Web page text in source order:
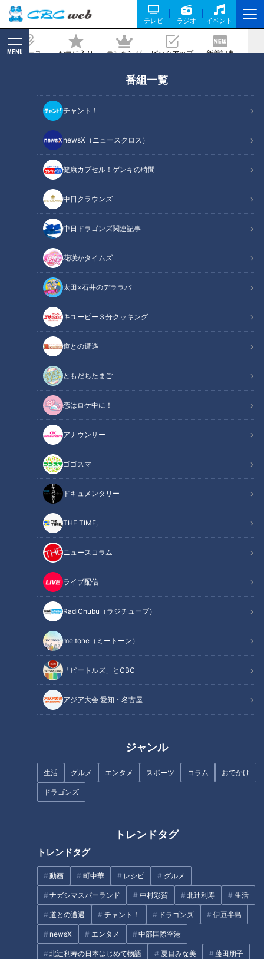
テレビ ラジオ イベント
ニュース お気に入り ランキング ピックアップ 新着記事
MENU
番組一覧
チャント！
newsX（ニュースクロス）
健康カプセル！ゲンキの時間
中日クラウンズ
中日ドラゴンズ関連記事
花咲かタイムズ
太田×石井のデララバ
キユーピー３分クッキング
道との遭遇
ともだちたまご
恋はロケ中に！
アナウンサー
ゴゴスマ
ドキュメンタリー
THE TIME,
ニュースコラム
ライブ配信
RadiChubu（ラジチューブ）
me:tone（ミートーン）
「ビートルズ」とCBC
アジア大会 愛知・名古屋
ジャンル
生活 グルメ エンタメ スポーツ コラム おでかけ
ドラゴンズ
トレンドタグ
トレンドタグ
動画 町中華 レシピ グルメ
ナガシマスパーランド 中村彩賀 北辻利寿 生活
道との遭遇 チャント！ ドラゴンズ 伊豆半島
newsX エンタメ 中部国際空港
北辻利寿の日本はじめて物語 夏目みな美 藤田朋子
ル・マルティネスがメジャー志向につい
て本音を語る
2024/05/27 16:50
「サンデードラゴンズ」よりライデル・マルティネス投手(C)CBCテレビ
中日ドラゴンズ
サンドラコラム
【サンドラを観られなかった全国のドラ友と共有したい番組の
関連リンク
ＣＢＣテレビ「サンデードラゴンズ」（毎週日曜日１２時５４
分から東海エリアで生放送）をみたコラム
このコラム（？）は「サンドラ」を観られなかった全国のドラ
友に話したい！ との思いから番組の内容を綴る、竜党のみな
さんに向けた、竜党による、竜党のためのコラム（？）であ
５月２６日の放送回で共有したいトピックスは、ドラゴンズが
誇る絶対的守護神ことライデル・マルティネス投手の単独イン
タビュー。２０１７年に育成選手としてドラゴンズと契約し、
翌１８年に支配下登録（７試合の登板で１勝３敗、防御率６．
６５）。リリーフに専念してからはクローザーの地位を確固た
るものとした。インタビューでは今季も開幕から２１試合連続
無失点と完ぺきな投球を披露した要因から、気になる契約最終
年となるオフの動向について本音を隠すことなく語られた。
「９回の表 ライデル・マルティネスの攻撃」
２年連続防御率０点台もチーム成績は…
契約最終年、最強右腕が見据える先を本音で語る
ス投手の思いに感動！ドラゴンズ球団の頑張りに期待！！
オススメ関連コンテンツ
「９回の表 ライデル・マルティネスの攻撃」